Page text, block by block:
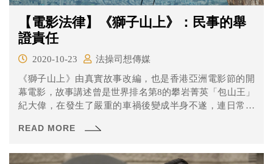
【電影法律】《獅子山上》：民事的舉
證責任
2020-10-23
法操司想傳媒
《獅子山上》由真實故事改編，也是香港亞洲電影節的開
幕電影，故事講述曾是世界排名第8的攀岩菁英「包山王」
紀大偉，在發生了嚴重的車禍後變成半身不遂，連日常生
他重新了解人生的意義，也發現就算處於逆境，只要不放
READ MORE